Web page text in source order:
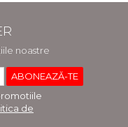
noastre
de